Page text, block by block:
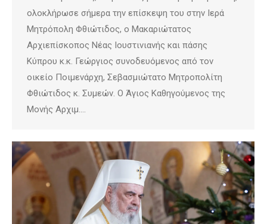
ολοκλήρωσε σήμερα την επίσκεψη του στην Ιερά
Μητρόπολη Φθιώτιδος, ο Μακαριώτατος
Αρχιεπίσκοπος Νέας Ιουστινιανής και πάσης
Κύπρου κ.κ. Γεώργιος συνοδευόμενος από τον
οικείο Ποιμενάρχη, Σεβασμιώτατο Μητροπολίτη
Φθιώτιδος κ. Συμεών. Ο Άγιος Καθηγούμενος της
Μονής Αρχιμ.…